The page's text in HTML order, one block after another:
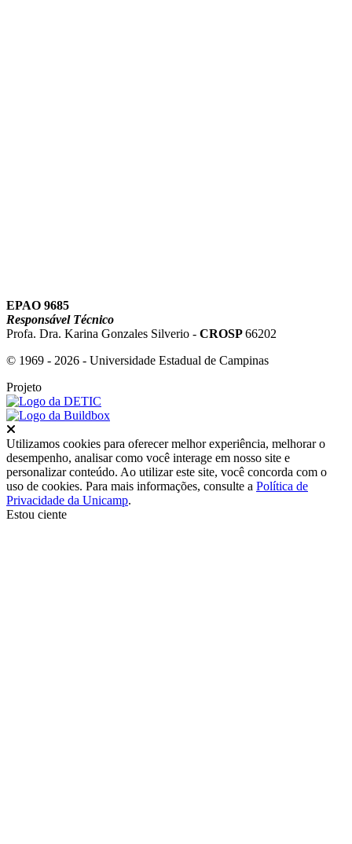
EPAO 9685
Responsável Técnico
Profa. Dra. Karina Gonzales Silverio - CROSP66202
© 1969 - 2026 - Universidade Estadual de Campinas
Projeto
Utilizamos cookies para oferecer melhor experiência, melhorar o
desempenho, analisar como você interage em nosso site e
personalizar conteúdo. Ao utilizar este site, você concorda com o
uso de cookies. Para mais informações, consulte a Política de
Privacidade da Unicamp.
Estou ciente